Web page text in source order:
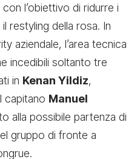
l’obiettivo di ridurre i
restyling della rosa. In
aziendale, l’area tecnica
incedibili soltanto tre
in Kenan Yildiz,
capitano Manuel
alla possibile partenza di
gruppo di fronte a